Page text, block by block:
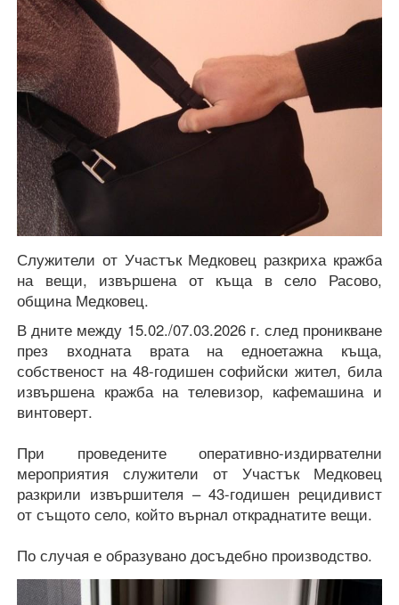
Служители от Участък Медковец разкриха кражба
на вещи, извършена от къща в село Расово,
община Медковец.
В дните между 15.02./07.03.2026 г. след проникване
през входната врата на едноетажна къща,
собственост на 48-годишен софийски жител, била
извършена кражба на телевизор, кафемашина и
винтоверт.
При проведените оперативно-издирвателни
мероприятия служители от Участък Медковец
разкрили извършителя – 43-годишен рецидивист
от същото село, който върнал откраднатите вещи.
По случая е образувано досъдебно производство.